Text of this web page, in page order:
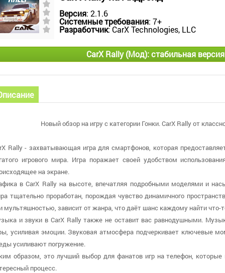
Версия: 2.1.6
Системные требования: 7+
Разработчик: CarX Technologies, LLC
CarX Rally (Мод): стабильная
Новый обзор на игру с категории Гонки. CarX Rally от
Rally - захватывающая игра для смартфонов, которая
игрового мира. Игра поражает своей удобством
на экране.
в CarX Rally на высоте, впечатляя подробными моделями и
тщательно проработан, порождая чувство динамичного
мультяшностью, зависит от жанра, что даёт шанс каждому найти что-
и звуки в CarX Rally также не оставит вас равнодушными.
усиливая эмоции. Звуковая атмосфера подчеркивает ключевые
усиливают погружение.
образом, это лучший выбор для фанатов игр на телефон, которые
процесс.